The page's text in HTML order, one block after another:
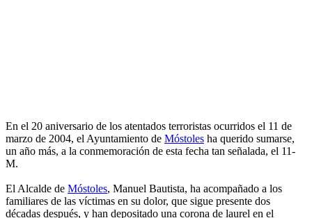
En el 20 aniversario de los atentados terroristas ocurridos el 11 de
marzo de 2004, el Ayuntamiento de Móstoles ha querido sumarse,
un año más, a la conmemoración de esta fecha tan señalada, el 11-
M.
El Alcalde de Móstoles, Manuel Bautista, ha acompañado a los
familiares de las víctimas en su dolor, que sigue presente dos
décadas después, y han depositado una corona de laurel en el